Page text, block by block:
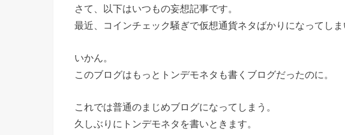
さて、以下はいつもの妄想記事です。
最近、コインチェック騒ぎで仮想通貨ネタばかりになってしま
いかん。
このブログはもっとトンデモネタも書くブログだったのに。
これでは普通のまじめブログになってしまう。
久しぶりにトンデモネタを書いときます。